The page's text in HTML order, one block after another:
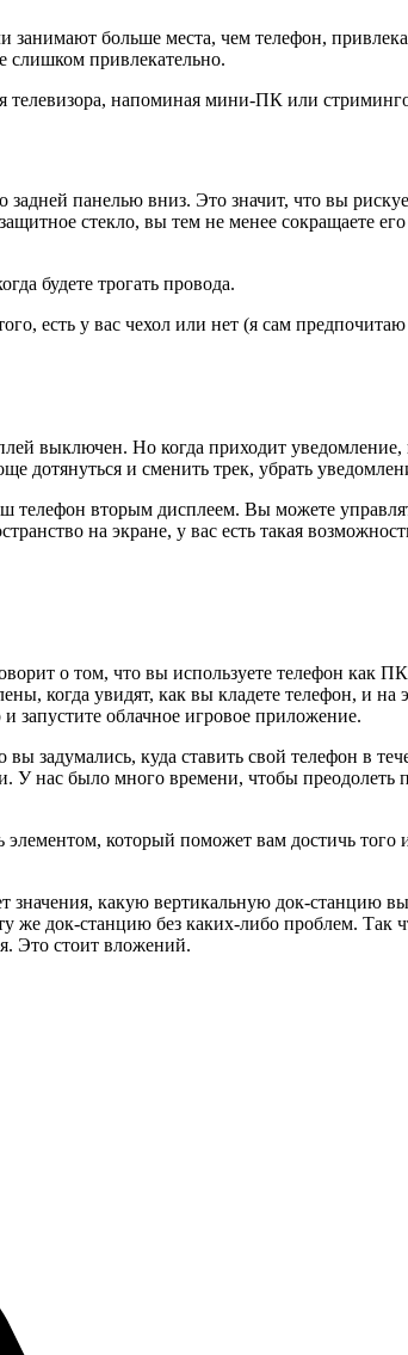
занимают больше места, чем телефон,
слишком привлекательно.
телевизора, напоминая мини-ПК или
панелью вниз. Это значит, что вы
стекло, вы тем не менее сокращаете
будете трогать провода.
есть у вас чехол или нет (я сам
выключен. Но когда приходит уведомление,
дотянуться и сменить трек, убрать
телефон вторым дисплеем. Вы можете
на экране, у вас есть такая
о том, что вы используете телефон как
когда увидят, как вы кладете телефон, и на
запустите облачное игровое приложение.
задумались, куда ставить свой телефон в
было много времени, чтобы преодолеть
который поможет вам достичь того
какую вертикальную док-станцию
док-станцию без каких-либо проблем. Так
Это стоит вложений.